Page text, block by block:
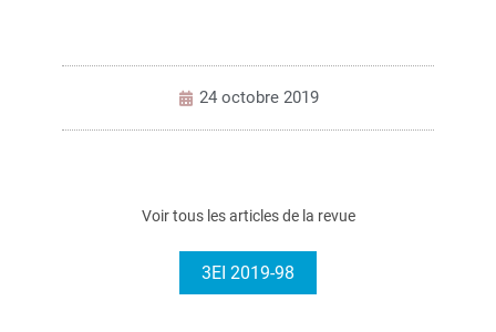
24 octobre 2019
Voir tous les articles de la revue
3EI 2019-98